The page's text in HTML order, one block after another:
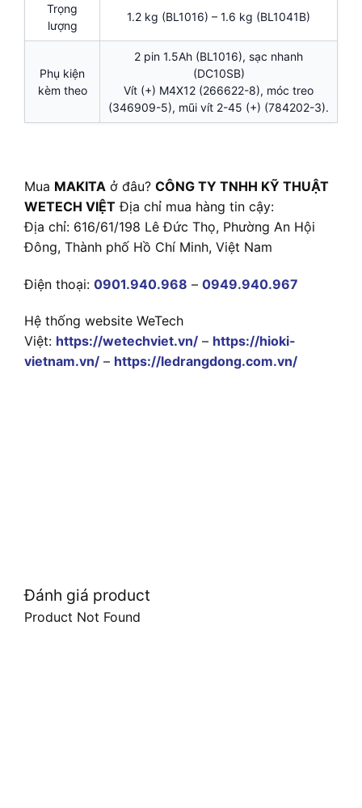
Trọng
lượng
1.2 kg (BL1016) – 1.6 kg (BL1041B)
Phụ kiện
kèm theo
2 pin 1.5Ah (BL1016), sạc nhanh
(DC10SB)
Vít (+) M4X12 (266622-8), móc treo
(346909-5), mũi vít 2-45 (+) (784202-3).
Mua MAKITA ở đâu? CÔNG TY TNHH KỸ THUẬT
WETECH VIỆT Địa chỉ mua hàng tin cậy:
Địa chỉ: 616/61/198 Lê Đức Thọ, Phường An Hội
Đông, Thành phố Hồ Chí Minh, Việt Nam
Điện thoại: 0901.940.968 – 0949.940.967
Hệ thống website WeTech
Việt: https://wetechviet.vn/ – https://hioki-
vietnam.vn/ – https://ledrangdong.com.vn/
Đánh giá product
Product Not Found